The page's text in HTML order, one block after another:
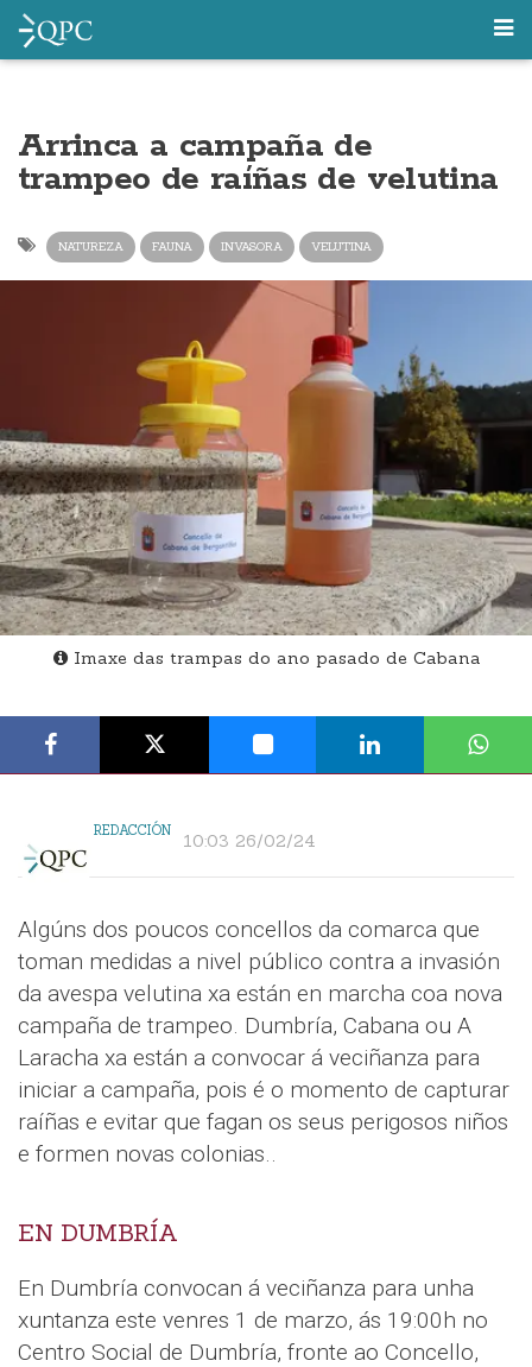
Arrinca a campaña de
trampeo de raíñas de velutina
NATUREZA FAUNA INVASORA VELUTINA
Imaxe das trampas do ano pasado de Cabana
REDACCIÓN 10:03 26/02/24
Algúns dos poucos concellos da comarca que
toman medidas a nivel público contra a invasión
da avespa velutina xa están en marcha coa nova
campaña de trampeo. Dumbría, Cabana ou A
Laracha xa están a convocar á veciñanza para
iniciar a campaña, pois é o momento de capturar
raíñas e evitar que fagan os seus perigosos niños
e formen novas colonias..
EN DUMBRÍA
En Dumbría convocan á veciñanza para unha
xuntanza este venres 1 de marzo, ás 19:00h no
Centro Social de Dumbría, fronte ao Concello,